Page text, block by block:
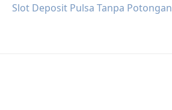
Slot Deposit Pulsa Tanpa Potongan